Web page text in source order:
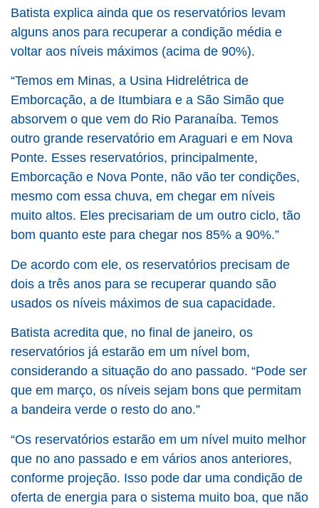
Batista explica ainda que os reservatórios levam
alguns anos para recuperar a condição média e
voltar aos níveis máximos (acima de 90%).
“Temos em Minas, a Usina Hidrelétrica de
Emborcação, a de Itumbiara e a São Simão que
absorvem o que vem do Rio Paranaíba. Temos
outro grande reservatório em Araguari e em Nova
Ponte. Esses reservatórios, principalmente,
Emborcação e Nova Ponte, não vão ter condições,
mesmo com essa chuva, em chegar em níveis
muito altos. Eles precisariam de um outro ciclo, tão
bom quanto este para chegar nos 85% a 90%.”
De acordo com ele, os reservatórios precisam de
dois a três anos para se recuperar quando são
usados os níveis máximos de sua capacidade.
Batista acredita que, no final de janeiro, os
reservatórios já estarão em um nível bom,
considerando a situação do ano passado. “Pode ser
que em março, os níveis sejam bons que permitam
a bandeira verde o resto do ano.”
“Os reservatórios estarão em um nível muito melhor
que no ano passado e em vários anos anteriores,
conforme projeção. Isso pode dar uma condição de
oferta de energia para o sistema muito boa, que não